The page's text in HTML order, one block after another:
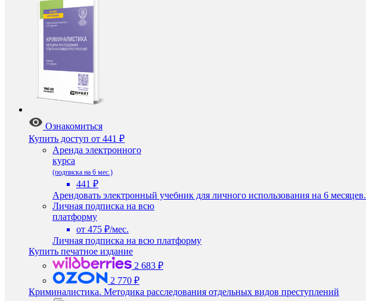
Ознакомиться
Купить доступ от 441 ₽
Аренда электронного
курса
(подписка на 6 мес.)
441 ₽
Арендовать электронный учебник для личного использования на 6 месяцев.
Личная подписка на всю
платформу
от 475 ₽/мес.
Личная подписка на всю платформу
Купить печатное издание
2 683 ₽
2 770 ₽
Криминалистика. Методика расследования отдельных видов преступлений